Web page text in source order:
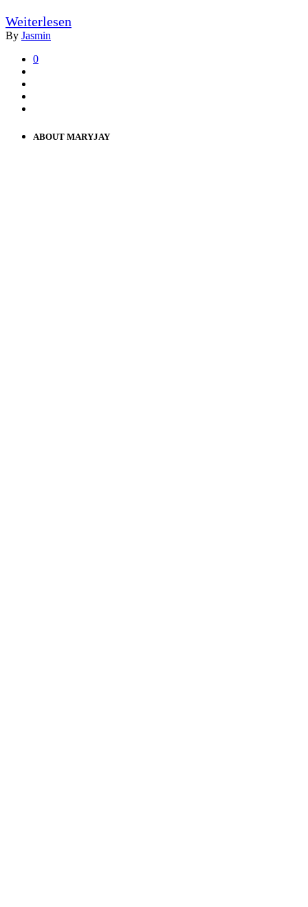
Weiterlesen
By Jasmin
0
ABOUT MARYJAY